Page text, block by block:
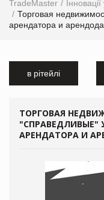
TradeMaster
Інновації
Торговая
арендатора и
в рітейлі
ТОРГОВАЯ
"СПРАВЕДЛИВЫЕ"
АРЕНДАТОРА И